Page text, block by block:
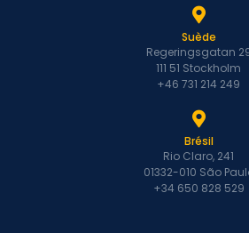
Suède
Regeringsgatan
111 51 Stockholm
+46 731 214 249
Brésil
Rio Claro, 241
01332-010 São
+34 650 828 529